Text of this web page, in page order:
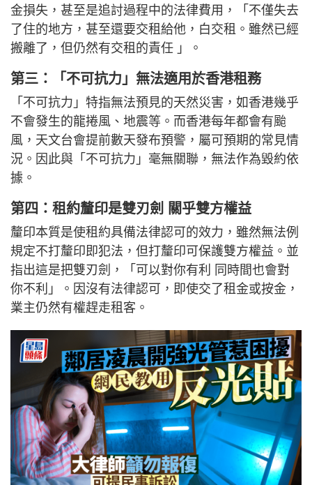
金損失，甚至是追討過程中的法律費用，「不僅失去
了住的地方，甚至還要交租給他，白交租。雖然已經
搬離了，但仍然有交租的責任 」。
第三：「不可抗力」無法適用於香港租務
「不可抗力」特指無法預見的天然災害，如香港幾乎
不會發生的龍捲風、地震等。而香港每年都會有颱
風，天文台會提前數天發布預警，屬可預期的常見情
況。因此與「不可抗力」毫無關聯，無法作為毀約依
據。
第四：租約釐印是雙刃劍 關乎雙方權益
釐印本質是使租約具備法律認可的效力，雖然無法例
規定不打釐印即犯法，但打釐印可保護雙方權益。並
指出這是把雙刃劍，「可以對你有利 同時間也會對
你不利」。因沒有法律認可，即使交了租金或按金，
業主仍然有權趕走租客。